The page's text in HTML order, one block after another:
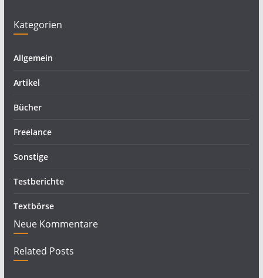
Kategorien
Allgemein
Artikel
Bücher
Freelance
Sonstige
Testberichte
Textbörse
Neue Kommentare
Related Posts